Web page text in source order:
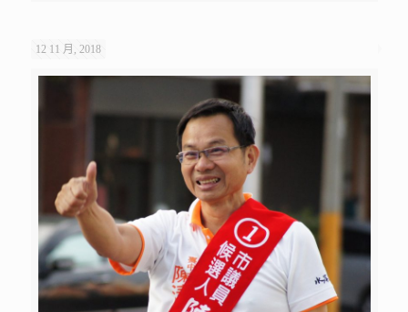
12 11 月, 2018